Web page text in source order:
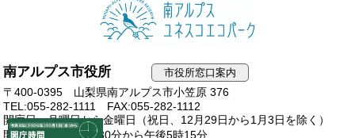
南アルプス市役所 市役所窓口案内
〒400-0395 山梨県南アルプス市小笠原 376
TEL:055-282-1111
FAX:055-282-1112
開庁日：月曜日から金曜日（祝日、12月29日から1月3日を除く）
開庁時間：午前8時30分から午後5時15分